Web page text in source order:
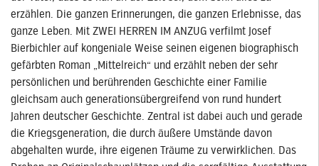
erzählen. Die ganzen Erinnerungen, die ganzen Erlebnisse, das
ganze Leben. Mit ZWEI HERREN IM ANZUG verfilmt Josef
Bierbichler auf kongeniale Weise seinen eigenen biographisch
gefärbten Roman „Mittelreich“ und erzählt neben der sehr
persönlichen und berührenden Geschichte einer Familie
gleichsam auch generationsübergreifend von rund hundert
Jahren deutscher Geschichte. Zentral ist dabei auch und gerade
die Kriegsgeneration, die durch äußere Umstände davon
abgehalten wurde, ihre eigenen Träume zu verwirklichen. Das